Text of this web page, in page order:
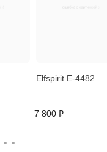
Elfspirit E-4482
7 800 ₽